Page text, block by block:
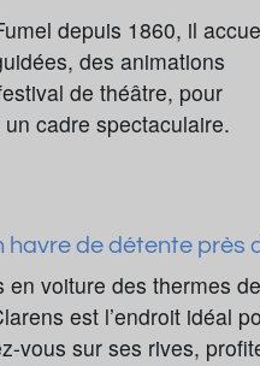
depuis 1860, il
des animations
de théâtre, pour
cadre spectaculaire.
havre de détente près
voiture des thermes de
est l’endroit idéal
vous sur ses rives,